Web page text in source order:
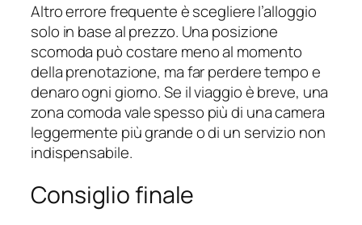
Altro errore frequente è scegliere l’alloggio
solo in base al prezzo. Una posizione
scomoda può costare meno al momento
della prenotazione, ma far perdere tempo e
denaro ogni giorno. Se il viaggio è breve, una
zona comoda vale spesso più di una camera
leggermente più grande o di un servizio non
indispensabile.
Consiglio finale